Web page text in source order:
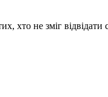
хто не зміг відвідати